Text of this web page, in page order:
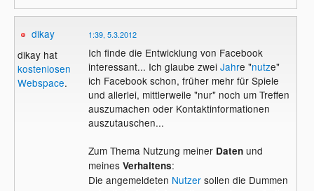
dikay
dikay hat
kostenlosen
Webspace.
1:39, 5.3.2012
Ich finde die Entwicklung von Facebook
interessant... Ich glaube zwei Jahre "nutze"
ich Facebook schon, früher mehr für Spiele
und allerlei, mittlerweile "nur" noch um Treffen
auszumachen oder Kontaktinformationen
auszutauschen...
Zum Thema Nutzung meiner Datenund
meines Verhaltens:
Die angemeldeten Nutzersollen die Dummen